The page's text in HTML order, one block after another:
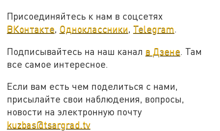
Присоединяйтесь к нам в соцсетях
ВКонтакте, Одноклассники, Telegram.
Подписывайтесь на наш канал в Дзене . Там
все самое интересное.
Если вам есть чем поделиться с нами,
присылайте свои наблюдения, вопросы,
новости на электронную почту
kuzbas@tsargrad.tv